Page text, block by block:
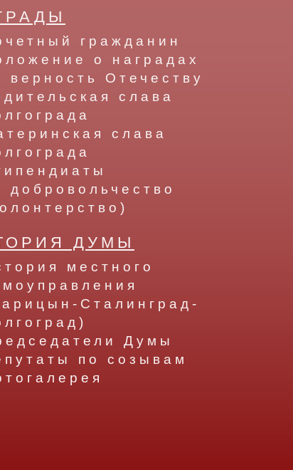
гражданин
о наградах
верность Отечеству
слава
слава
добровольчество
ДУМЫ
местного
Сталинград-
Думы
по созывам